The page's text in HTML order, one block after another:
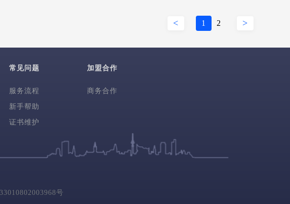
< 1 2 >
常见问题
服务流程
新手帮助
证书维护
加盟合作
商务合作
号